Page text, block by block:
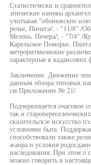
Статистически и
эпические напевы
учитывая "обонежские
речье, Пинега/; - "11/8" /
Мезень, Печера/; - "7/4" /
Карельское Поморье,
метроритмические
характерные в кадансових
Заключение. Движение
данным обзора типовых
см.Приложение № 21/.
Подчеркивается очаговое
так и
сказительскэе искусство
условиями быта.
способствовали также
жанра и условия
наследования. При этом о
можно говорить в